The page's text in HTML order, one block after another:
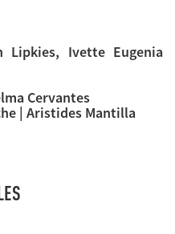
Ivette Eugenia
Cervantes
| Aristides Mantilla